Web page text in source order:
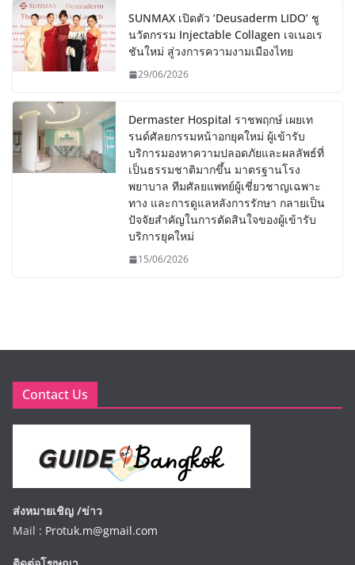
SUNMAX เปิดตัว ‘Deusaderm LIDO’ ชู
นวัตกรรม Injectable Collagen เจเนอเร
ชันใหม่ สู่วงการความงามเมืองไทย
29/06/2026
Dermaster Hospital ราชพฤกษ์ เผยเท
รนด์ศัลยกรรมหน้าอกยุคใหม่ ผู้เข้ารับ
บริการมองหาความปลอดภัยและผลลัพธ์ที่
เป็นธรรมชาติมากขึ้น มาตรฐานโรง
พยาบาล ทีมศัลยแพทย์ผู้เชี่ยวชาญเฉพาะ
ทาง และการดูแลหลังการรักษา กลายเป็น
ปัจจัยสำคัญในการตัดสินใจของผู้เข้ารับ
บริการยุคใหม่
15/06/2026
Contact Us
ส่งหมายเชิญ /ข่าว
Mail : Protuk.m@gmail.com